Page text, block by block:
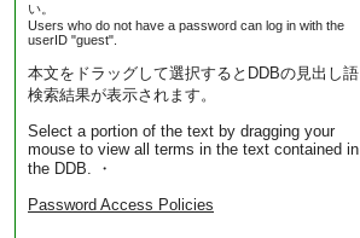
い。
Users who do not have a password can log in with the
userID "guest".
本文をドラッグして選択するとDDBの見出し語
検索結果が表示されます。
Select a portion of the text by dragging your
mouse to view all terms in the text contained in
the DDB. ・
Password Access Policies